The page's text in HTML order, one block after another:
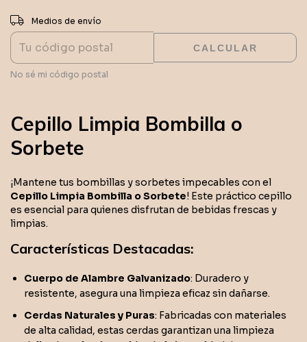
Entregas para el CP:
Medios de envío
CALCULAR
No sé mi código postal
Cepillo Limpia Bombilla o
Sorbete
¡Mantene tus bombillas y sorbetes impecables con el
Cepillo Limpia Bombilla o Sorbete! Este práctico cepillo
es esencial para quienes disfrutan de bebidas frescas y
limpias.
Características Destacadas:
Cuerpo de Alambre Galvanizado: Duradero y
resistente, asegura una limpieza eficaz sin dañarse.
Cerdas Naturales y Puras: Fabricadas con materiales
de alta calidad, estas cerdas garantizan una limpieza